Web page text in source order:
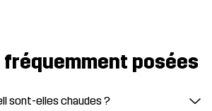
fréquemment posées
sont-elles chaudes ?